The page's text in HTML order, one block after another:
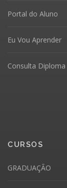
Portal do Aluno
Eu Vou Aprender
Consulta
CURSOS
GRADUAÇÃO